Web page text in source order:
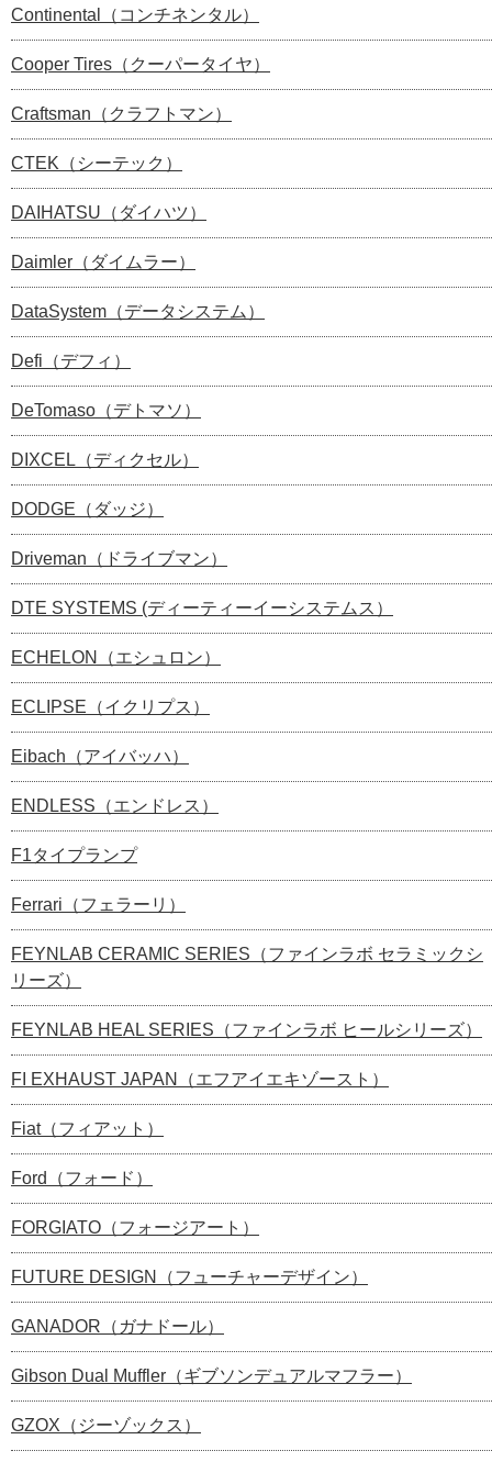
Continental（コンチネンタル）
Cooper Tires（クーパータイヤ）
Craftsman（クラフトマン）
CTEK（シーテック）
DAIHATSU（ダイハツ）
Daimler（ダイムラー）
DataSystem（データシステム）
Defi（デフィ）
DeTomaso（デトマソ）
DIXCEL（ディクセル）
DODGE（ダッジ）
Driveman（ドライブマン）
DTE SYSTEMS (ディーティーイーシステムス）
ECHELON（エシュロン）
ECLIPSE（イクリプス）
Eibach（アイバッハ）
ENDLESS（エンドレス）
F1タイプランプ
Ferrari（フェラーリ）
FEYNLAB CERAMIC SERIES（ファインラボ セラミックシ
リーズ）
FEYNLAB HEAL SERIES（ファインラボ ヒールシリーズ）
FI EXHAUST JAPAN（エフアイエキゾースト）
Fiat（フィアット）
Ford（フォード）
FORGIATO（フォージアート）
FUTURE DESIGN（フューチャーデザイン）
GANADOR（ガナドール）
Gibson Dual Muffler（ギブソンデュアルマフラー）
GZOX（ジーゾックス）